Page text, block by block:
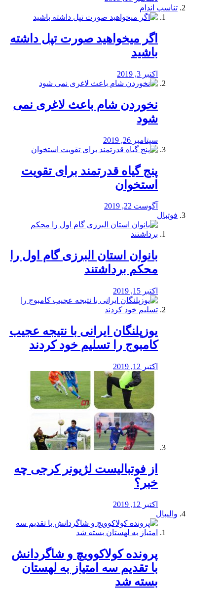
تناسب اندام
اگر میخواهید صورت تپل داشته
باشید
اکتبر 3, 2019
نخوردن شام باعث لاغری نمی
‌شود
سپتامبر 26, 2019
پنج گیاه قدرتمند برای تقویت
استخوان
آگوست 22, 2019
فوتبال
بانوان استان البرزی گام اول را
محكم برداشتند
اکتبر 15, 2019
یوزپلنگان ایرانی با نتیجه عجیب
کامبوج را تسلیم خود کردند
اکتبر 12, 2019
از فوتبالیست لژیونر کرجی چه
خبر؟
اکتبر 12, 2019
والیبال
پرونده کولاکوویچ و شاگردانش
با تقدیم سه امتیاز به لهستان
بسته شد